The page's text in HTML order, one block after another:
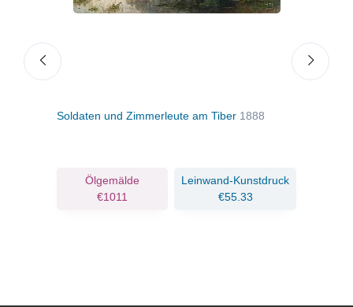
Soldaten und Zimmerleute am Tiber 1888
Ölgemälde
€1011
Leinwand-Kunstdruck
€55.33